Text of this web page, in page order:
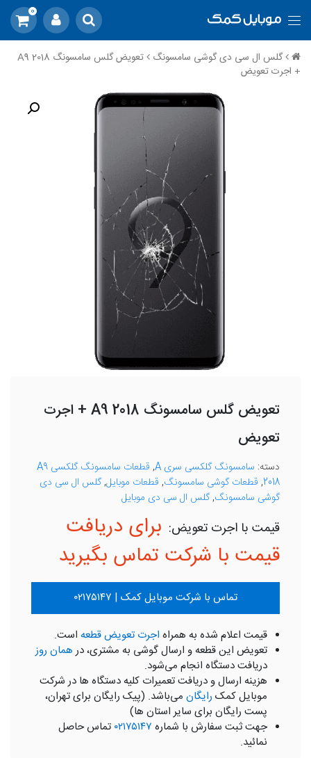
0
گلس ال سی دی گوشی سامسونگ
تعویض گلس سامسونگ A9 2018
+ اجرت تعویض
تعویض گلس سامسونگ A9 2018 + اجرت
تعویض
دسته: سامسونگ گلکسی سری A ,
قطعات سامسونگ گلکسی A9
2018
, قطعات گوشی سامسونگ, قطعات موبایل,گلس ال سی دی
گوشی سامسونگ,گلس ال سی دی موبایل
برای دریافت
قیمت با شرکت تماس بگیرید
تماس با شرکت موبایل کمک | ۰۲۱۷۵۱۴۷
قیمت اعلام شده به همراه اجرت تعویض قطعه است.
تعویض این قطعه و ارسال گوشی به مشتری، درهمان روز
دریافت دستگاه انجام می‌شود.
هزینه ارسال و دریافت تعمیرات کلیه دستگاه ها در شرکت
موبایل کمک رایگان می‌باشد. (پیک رایگان برای تهران،
پست رایگان برای سایر استان ها)
جهت ثبت سفارش با شماره ۰۲۱۷۵۱۴۷ تماس حاصل
نمائید.